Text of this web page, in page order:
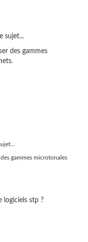
sujet...
des gammes
gammes microtonales
logiciels stp ?